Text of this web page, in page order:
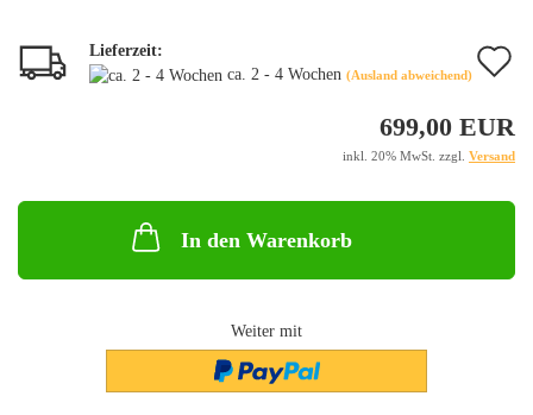
Lieferzeit:
ca. 2 - 4 Wochen (Ausland abweichend)
699,00 EUR
inkl. 20% MwSt. zzgl. Versand
In den Warenkorb
Weiter mit